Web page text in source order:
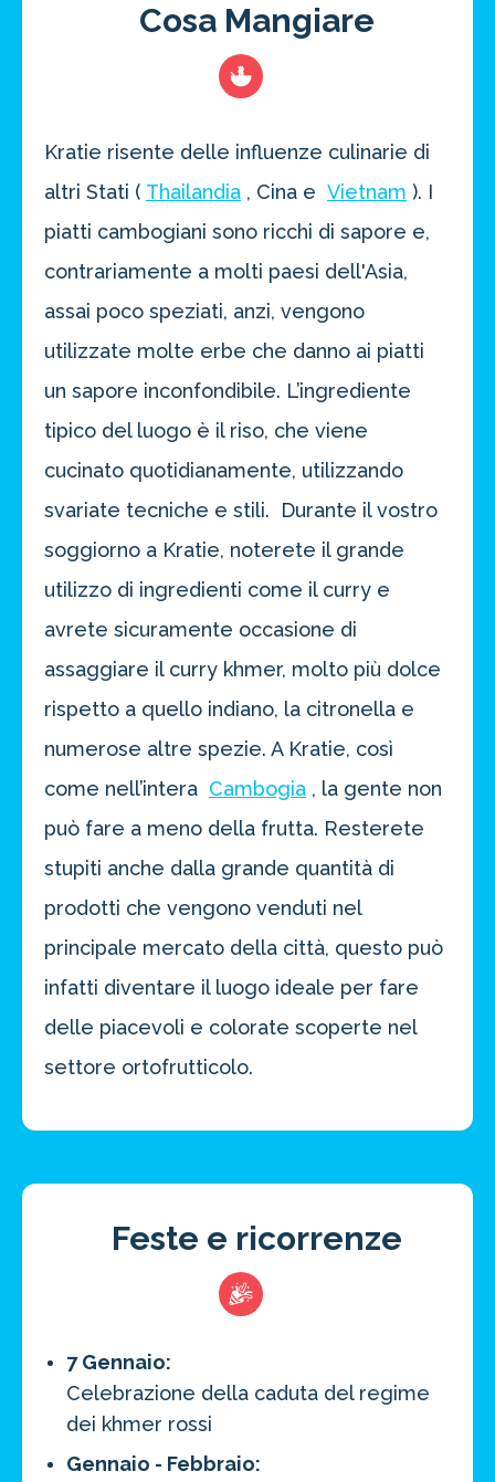
Cosa Mangiare
Kratie risente delle influenze culinarie di
altri Stati ( Thailandia , Cina e Vietnam ). I
piatti cambogiani sono ricchi di sapore e,
contrariamente a molti paesi dell'Asia,
assai poco speziati, anzi, vengono
utilizzate molte erbe che danno ai piatti
un sapore inconfondibile. L’ingrediente
tipico del luogo è il riso, che viene
cucinato quotidianamente, utilizzando
svariate tecniche e stili. Durante il vostro
soggiorno a Kratie, noterete il grande
utilizzo di ingredienti come il curry e
avrete sicuramente occasione di
assaggiare il curry khmer, molto più dolce
rispetto a quello indiano, la citronella e
numerose altre spezie. A Kratie, così
come nell’intera Cambogia , la gente non
può fare a meno della frutta. Resterete
stupiti anche dalla grande quantità di
prodotti che vengono venduti nel
principale mercato della città, questo può
infatti diventare il luogo ideale per fare
delle piacevoli e colorate scoperte nel
settore ortofrutticolo.
Feste e ricorrenze
7 Gennaio:
Celebrazione della caduta del regime
dei khmer rossi
Gennaio - Febbraio: